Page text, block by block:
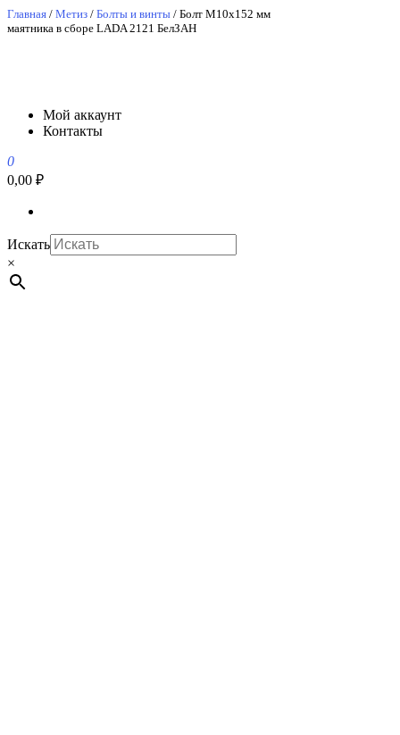
Перейти
к
Главная / Метиз / Болты и винты / Болт М10х152 мм
маятника в сборе LADA 2121 БелЗАН
АвтоСпецЮг
АвтоСпецЮг автозапчасти оптом и в розницу
Мой аккаунт
Контакты
0
0,00 ₽
Искать
×